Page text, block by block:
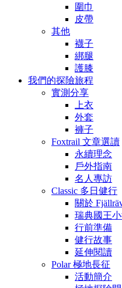
圍巾
皮帶
其他
襪子
綁腿
護膝
我們的探險旅程
實測分享
上衣
外套
褲子
Foxtrail 文章選讀
永續理念
戶外指南
名人專訪
Classic 多日健行
關於
瑞典國王
行前準備
健行故事
延伸閱讀
Polar 極地長征
活動簡介